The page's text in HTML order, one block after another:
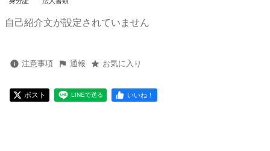
自己紹介文が設定されていません
注意事項 通報 お気に入り
ポスト LINEで送る いいね！